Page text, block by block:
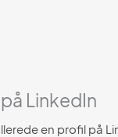
LinkedIn
en profil på